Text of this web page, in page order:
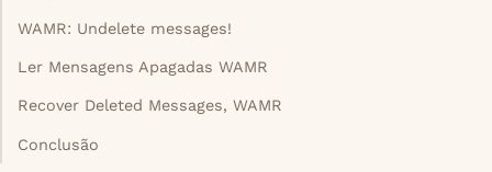
WAMR: Undelete messages!
Ler Mensagens Apagadas WAMR
Recover Deleted Messages, WAMR
Conclusão